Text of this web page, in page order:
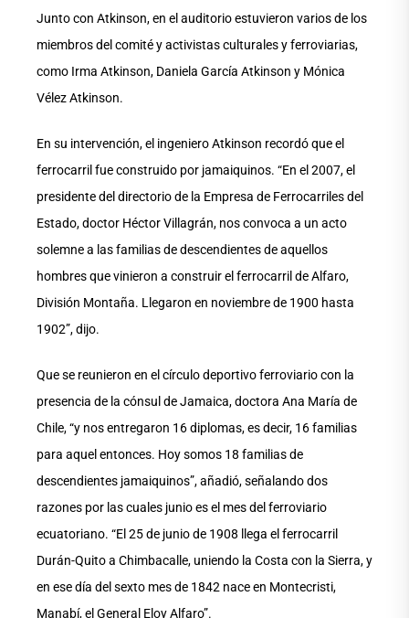
Junto con Atkinson, en el auditorio estuvieron varios de los
miembros del comité y activistas culturales y ferroviarias,
como Irma Atkinson, Daniela García Atkinson y Mónica
Vélez Atkinson.
En su intervención, el ingeniero Atkinson recordó que el
ferrocarril fue construido por jamaiquinos. “En el 2007, el
presidente del directorio de la Empresa de Ferrocarriles del
Estado, doctor Héctor Villagrán, nos convoca a un acto
solemne a las familias de descendientes de aquellos
hombres que vinieron a construir el ferrocarril de Alfaro,
División Montaña. Llegaron en noviembre de 1900 hasta
1902”, dijo.
Que se reunieron en el círculo deportivo ferroviario con la
presencia de la cónsul de Jamaica, doctora Ana María de
Chile, “y nos entregaron 16 diplomas, es decir, 16 familias
para aquel entonces. Hoy somos 18 familias de
descendientes jamaiquinos”, añadió, señalando dos
razones por las cuales junio es el mes del ferroviario
ecuatoriano. “El 25 de junio de 1908 llega el ferrocarril
Durán-Quito a Chimbacalle, uniendo la Costa con la Sierra, y
en ese día del sexto mes de 1842 nace en Montecristi,
Manabí, el General Eloy Alfaro”.